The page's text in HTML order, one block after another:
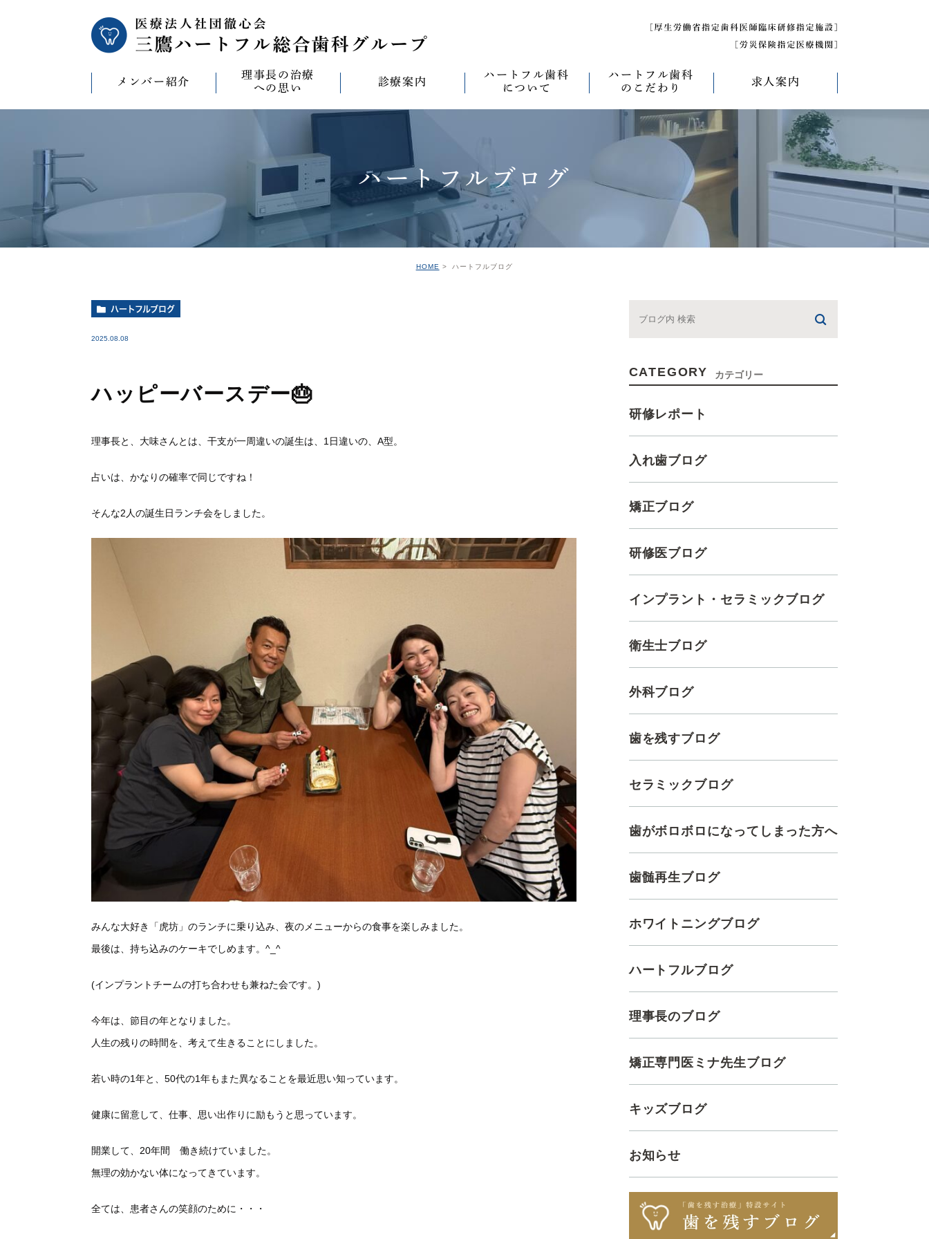
メンバー紹介
理事長の治療
への思い
CAD/CAM（オールセラミック治
療）への思い
バイコンインプラントへの思い
マウスピース型矯正装置（イン
ビザライン）への思い
診療案内
診療案内一覧
セラミック治療 ワンデイジルコニア治療
無菌化根管治療 予防・メンテナンス
インプラント オールオン4
ハートフル歯科
について
ハートフルの治療
院内設備
ハートフル歯科
グループ院の案内
ハートフル歯科
のこだわり
なるべく痛くない治療
なるべく削らない治療
なるべく抜かない治療
なるべく短期間の治療
滅菌管理について
求人案内
求人募集について
研修医募集
ハートフルブログ
HOME ハートフルブログ
ハートフルブログ
2025.08.08
ハッピーバースデー🎂
理事長と、大味さんとは、干支が一周違いの誕生は、1日違いの、 A型。
占いは、かなりの確率で同じですね！
そんな2人の誕生日ランチ会をしました。
みんな大好き「虎坊」のランチに乗り込み、夜のメニューからの食事を楽しみました。
最後は、持ち込みのケーキでしめます。^_^
(インプラントチームの打ち合わせも兼ねた会です。)
今年は、節目の年となりました。
人生の残りの時間を、考えて生きることにしました。
若い時の1年と、50代の1年もまた異なることを最近思い知っています。
健康に留意して、仕事、思い出作りに励もうと思っています。
開業して、20年間 働き続けていました。
無理の効かない体になってきています。
全ては、患者さんの笑顔のために・・・
CATEGORY カテゴリー
研修レポート
入れ歯ブログ
矯正ブログ
研修医ブログ
インプラント・セラミックブログ
衛生士ブログ
外科ブログ
歯を残すブログ
セラミックブログ
歯がボロボロになってしまった方へ
歯髄再生ブログ
ホワイトニングブログ
ハートフルブログ
理事長のブログ
矯正専門医ミナ先生ブログ
キッズブログ
お知らせ